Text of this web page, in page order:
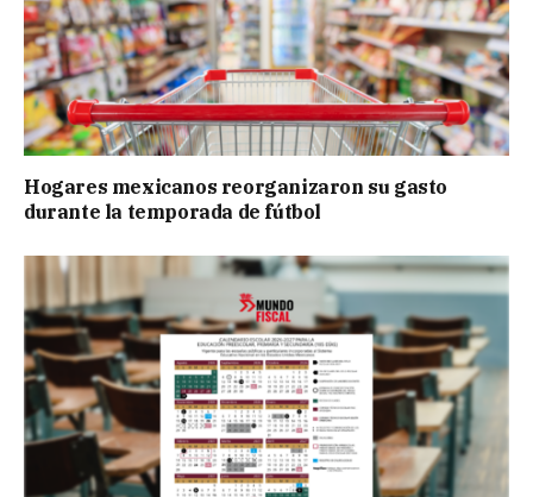
Hogares mexicanos reorganizaron su gasto
durante la temporada de fútbol